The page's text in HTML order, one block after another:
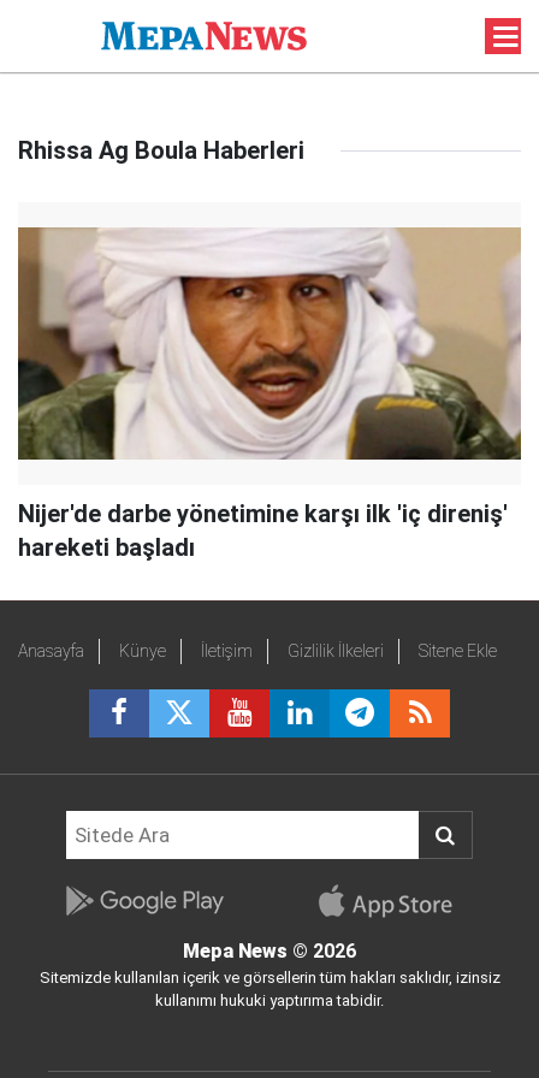
Rhissa Ag Boula Haberleri
Nijer'de darbe yönetimine karşı ilk 'iç direniş'
hareketi başladı
Anasayfa Künye İletişim Gizlilik İlkeleri Sitene Ekle
Mepa News © 2026
Sitemizde kullanılan içerik ve görsellerin tüm hakları saklıdır, izinsiz
kullanımı hukuki yaptırıma tabidir.